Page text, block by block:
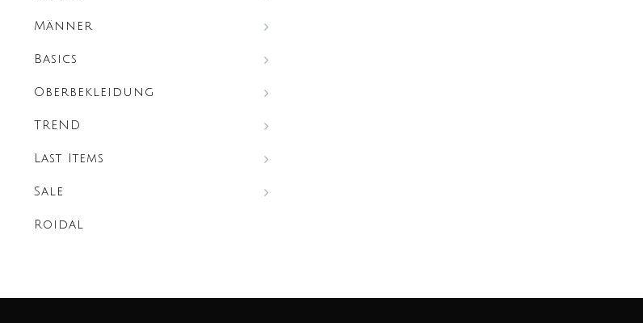
Männer
Basics
Oberbekleidung
TREND
Last Items
Sale
Roidal